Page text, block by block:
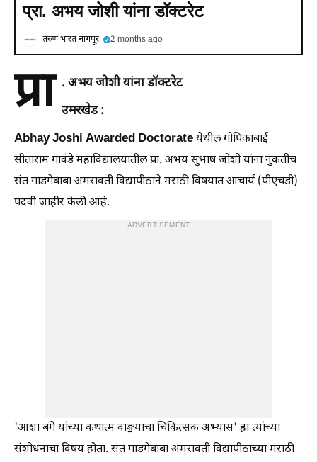
प्रा. अभय जोशी यांना डॉक्टरेट
तरुण भारत नागपूर 2 months ago
प्रा . अभय जोशी यांना डॉक्टरेट
उमरखेड :
Abhay Joshi Awarded Doctorateयेथील गोपिकाबाई
सीताराम गावंडे महाविद्यालयातील प्रा. अभय सुभाष जोशी यांना नुकतीच
संत गाडगेबाबा अमरावती विद्यापीठाने मराठी विषयात आचार्य (पीएचडी)
पदवी जाहीर केली आहे.
ADVERTISEMENT
'आशा बगे यांच्या कथात्म वाङ्मयाचा चिकित्सक अभ्यास' हा त्यांच्या
संशोधनाचा विषय होता. संत गाडगेबाबा अमरावती विद्यापीठाच्या मराठी